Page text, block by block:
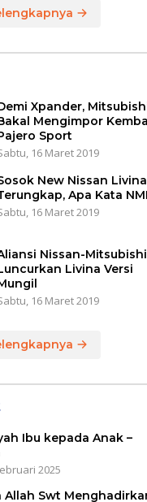
Xpander,
Mengimpor
Sport
16 Maret 2019
New Nissan Livina
Apa Kata
16 Maret 2019
Nissan-Mitsubishi
Livina Versi
16 Maret 2019
Ibu kepada Anak –
2025
Allah Swt